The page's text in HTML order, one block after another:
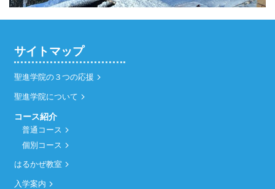
サイトマップ
聖進学院の３つの応援
聖進学院について
コース紹介
普通コース
個別コース
はるかぜ教室
入学案内